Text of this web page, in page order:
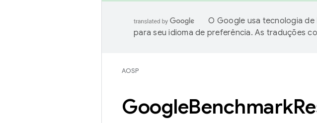
O Google usa tecnologia
para seu idioma de preferência. As traduções
AOSP
GoogleBenchmark